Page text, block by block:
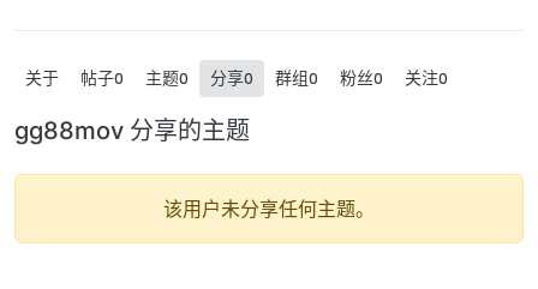
关于 帖子0 主题0 分享0 群组0 粉丝0 关注0
gg88mov 分享的主题
该用户未分享任何主题。